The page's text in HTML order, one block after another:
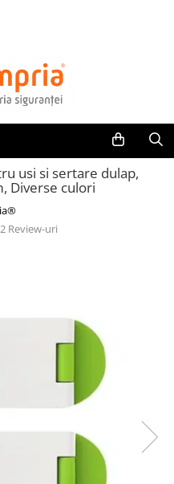
usi si sertare dulap,
Diverse culori
2 Review-uri